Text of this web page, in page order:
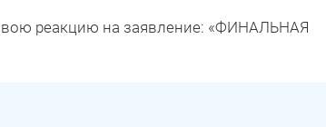
реакцию на заявление: «ФИНАЛЬНАЯ